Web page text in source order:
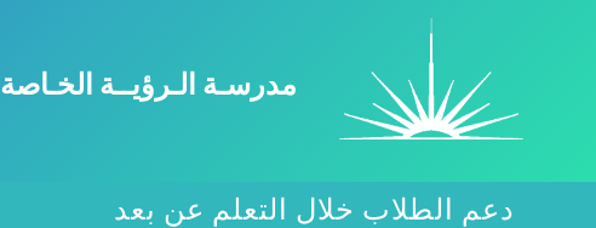
مدرسـة الـرؤيــة الخـاصة
دعم الطلاب خلال التعلم عن بعد